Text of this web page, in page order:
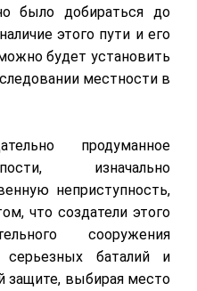
было добираться до
этого пути и его
будет установить
местности в
продуманное
изначально
неприступность,
что создатели этого
сооружения
серьезных баталий и
защите, выбирая место